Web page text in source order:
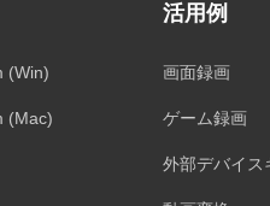
(Win)
(Mac)
活用例
画面録画
ゲーム録画
外部デバイス